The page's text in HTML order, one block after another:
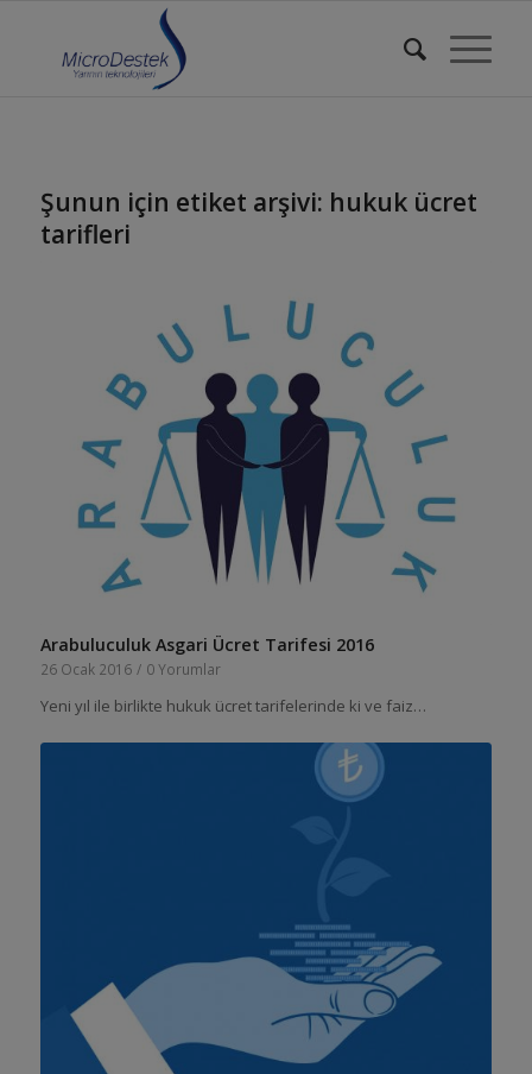
Şunun için etiket arşivi: hukuk ücret
tarifleri
Arabuluculuk Asgari Ücret Tarifesi 2016
26 Ocak 2016 / 0 Yorumlar
Yeni yıl ile birlikte hukuk ücret tarifelerinde ki ve faiz…